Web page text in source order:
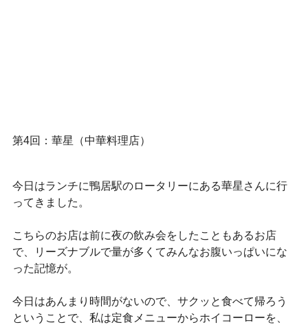
第4回：華星（中華料理店）
今日はランチに鴨居駅のロータリーにある華星さんに行
ってきました。
こちらのお店は前に夜の飲み会をしたこともあるお店
で、リーズナブルで量が多くてみんなお腹いっぱいにな
った記憶が。
今日はあんまり時間がないので、サクッと食べて帰ろう
ということで、私は定食メニューからホイコーローを、